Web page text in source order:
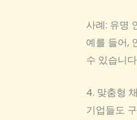
사례: 유명
예를 들어,
수 있습니
4. 맞춤형
기업들도